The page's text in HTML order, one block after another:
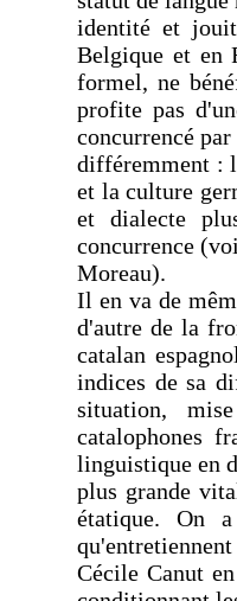
identité et
Belgique et en
formel, ne
profite pas
concurrencé
différemment :
et la culture
et dialecte
concurrence
Moreau).
Il en va de
d'autre de la
catalan
indices de sa
situation,
catalophones
linguistique en
plus grande
étatique. On
Cécile Canut